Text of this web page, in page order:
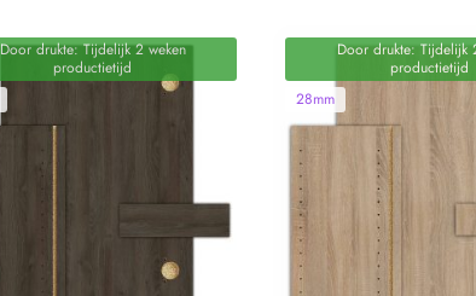
Door drukte: Tijdelijk 2 weken
productietijd
Door drukte: Tijdelijk
productietijd
28mm